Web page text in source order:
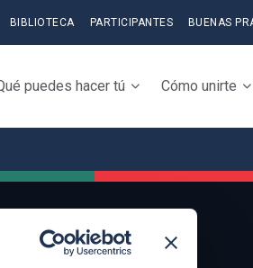
BIBLIOTECA PARTICIPANTES BUENAS
puedes hacer tú Cómo unirte